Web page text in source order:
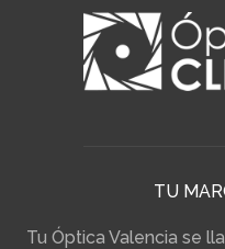
TU
Tu Óptica Valencia se